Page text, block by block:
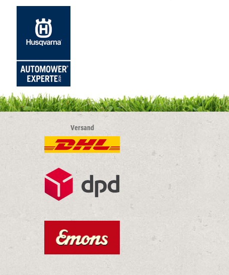
Versand